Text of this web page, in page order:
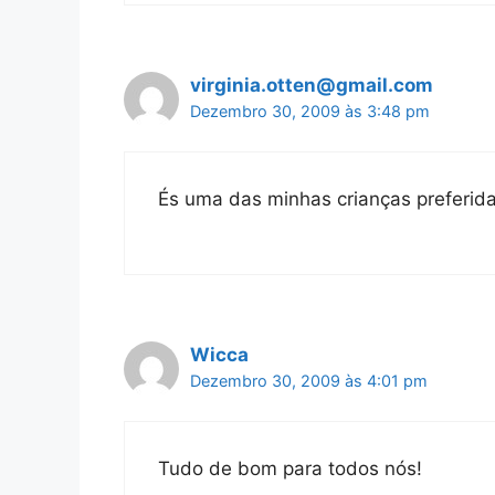
virginia.otten@gmail.com
Dezembro 30, 2009 às 3:48 pm
És uma das minhas crianças
Wicca
Dezembro 30, 2009 às 4:01 pm
Tudo de bom para todos nós!